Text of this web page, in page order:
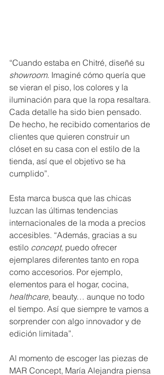
“Cuando estaba en Chitré, diseñé su
showroom. Imaginé cómo quería que
se vieran el piso, los colores y la
iluminación para que la ropa resaltara.
Cada detalle ha sido bien pensado.
De hecho, he recibido comentarios de
clientes que quieren construir un
clóset en su casa con el estilo de la
tienda, así que el objetivo se ha
cumplido”.
Esta marca busca que las chicas
luzcan las últimas tendencias
internacionales de la moda a precios
accesibles. “Además, gracias a su
estilo concept, puedo ofrecer
ejemplares diferentes tanto en ropa
como accesorios. Por ejemplo,
elementos para el hogar, cocina,
healthcare, beauty… aunque no todo
el tiempo. Así que siempre te vamos a
sorprender con algo innovador y de
edición limitada”.
Al momento de escoger las piezas de
MAR Concept, María Alejandra piensa